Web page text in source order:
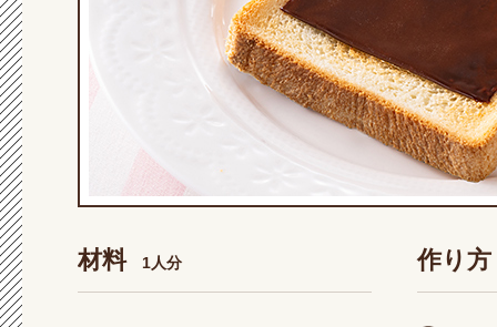
材料 1人分 作り方